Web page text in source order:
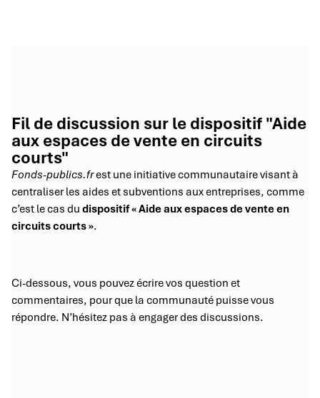
Fil de discussion sur le dispositif "Aide
aux espaces de vente en circuits
courts"
Fonds-publics.frest une initiative communautaire visant à
centraliser les aides et subventions aux entreprises, comme
c’est le cas du dispositif « Aide aux espaces de vente en
circuits courts ».
Ci-dessous, vous pouvez écrire vos question et
commentaires, pour que la communauté puisse vous
répondre. N’hésitez pas à engager des discussions.